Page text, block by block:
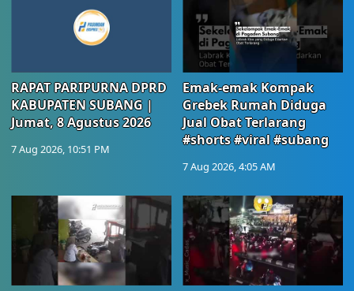
RAPAT PARIPURNA DPRD
KABUPATEN SUBANG |
Jumat, 8 Agustus 2026
7 Aug 2026, 10:51 PM
Emak-emak Kompak
Grebek Rumah Diduga
Jual Obat Terlarang
#shorts #viral #subang
7 Aug 2026, 4:05 AM